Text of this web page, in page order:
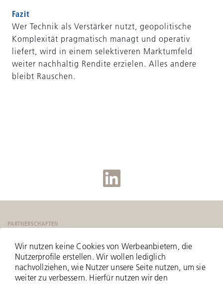
Fazit
Wer Technik als Verstärker nutzt, geopolitische
Komplexität pragmatisch managt und operativ
liefert, wird in einem selektiveren Marktumfeld
weiter nachhaltig Rendite erzielen. Alles andere
bleibt Rauschen.
PARTNERSCHAFTEN
Wir nutzen keine Cookies von Werbeanbietern, die
Nutzerprofile erstellen. Wir wollen lediglich
nachvollziehen, wie Nutzer unsere Seite nutzen, um sie
weiter zu verbessern. Hierfür nutzen wir den